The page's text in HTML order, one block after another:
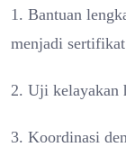
1. Bantuan
menjadi
2. Uji kelayakan
3. Koordinasi